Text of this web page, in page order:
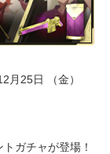
月25日 （金）
ガチャが登場！